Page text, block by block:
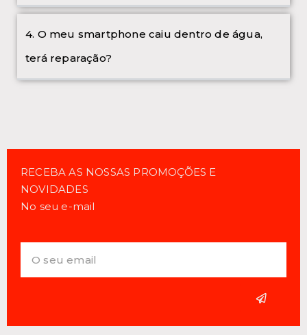
4. O meu smartphone caiu dentro de água,
terá reparação?
RECEBA AS NOSSAS PROMOÇÕES E
NOVIDADES
No seu e-mail